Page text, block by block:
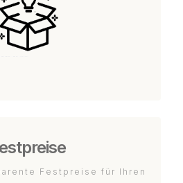
Festpreise für Ihren